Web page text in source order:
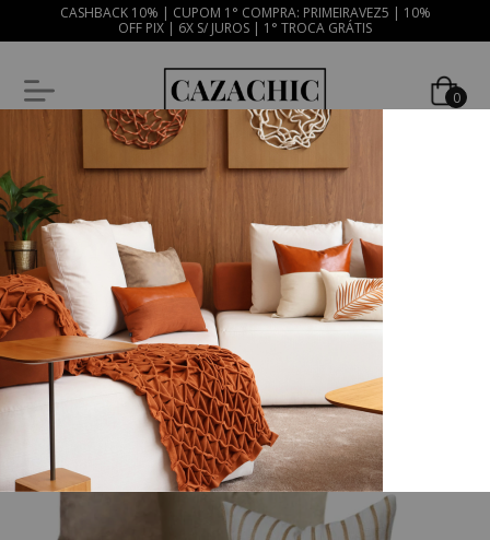
CASHBACK 10% | CUPOM 1° COMPRA: PRIMEIRAVEZ5 | 10%
OFF PIX | 6X S/ JUROS | 1° TROCA GRÁTIS
0
FRETE GRÁTIS